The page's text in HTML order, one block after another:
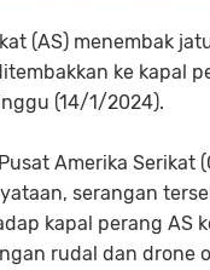
(AS) menembak
ke kapal
(14/1/2024).
Amerika Serikat
serangan
kapal perang AS
rudal dan drone